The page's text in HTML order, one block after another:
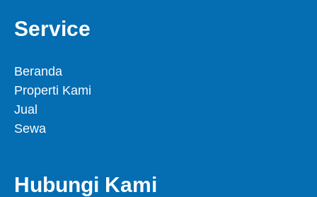
Service
Beranda
Properti Kami
Jual
Sewa
Hubungi Kami